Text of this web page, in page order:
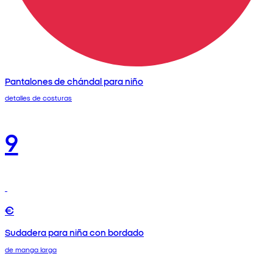
Pantalones de chándal para niño
detalles de costuras
9
€
Sudadera para niña con bordado
de manga larga